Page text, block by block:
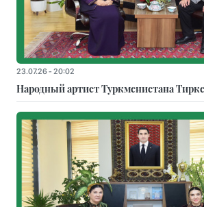
23.07.26 - 20:02
Народный артист Туркменистана